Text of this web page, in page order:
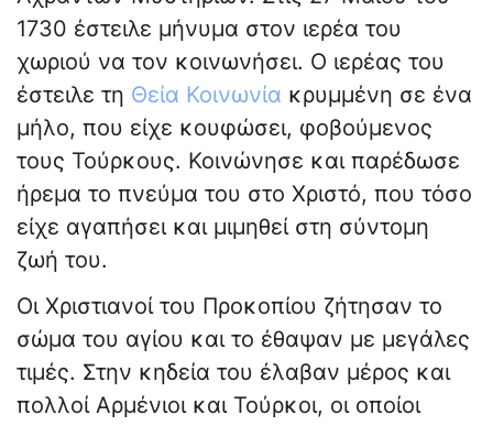
1730 έστειλε μήνυμα στον ιερέα του
χωριού να τον κοινωνήσει. Ο ιερέας του
έστειλε τη Θεία Κοινωνία κρυμμένη σε ένα
μήλο, που είχε κουφώσει, φοβούμενος
τους Τούρκους. Κοινώνησε και παρέδωσε
ήρεμα το πνεύμα του στο Χριστό, που τόσο
είχε αγαπήσει και μιμηθεί στη σύντομη
ζωή του.
Οι Χριστιανοί του Προκοπίου ζήτησαν το
σώμα του αγίου και το έθαψαν με μεγάλες
τιμές. Στην κηδεία του έλαβαν μέρος και
πολλοί Αρμένιοι και Τούρκοι, οι οποίοι